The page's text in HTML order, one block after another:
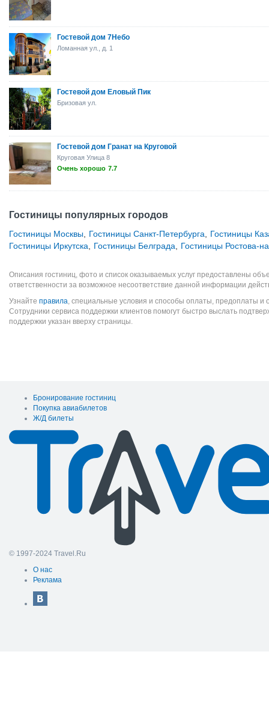
Гостевой дом 7Небо
Ломанная ул., д. 1
Гостевой дом Еловый Пик
Бризовая ул.
Гостевой дом Гранат на Круговой
Круговая Улица 8
Очень хорошо 7.7
Гостиницы популярных городов
Гостиницы Москвы Гостиницы Санкт-Петербурга
Гостиницы
Гостиницы Иркутска
Гостиницы Белграда Гостиницы Ростова-
Описания гостиниц, фото и список оказываемых услуг предоставлены
ответственности за возможное несоответствие данной информации
Узнайте правила, специальные условия и способы оплаты, предоплаты и
Сотрудники сервиса поддержки клиентов помогут быстро выслать
поддержки указан вверху страницы.
Бронирование гостиниц
Покупка авиабилетов
Ж/Д билеты
© 1997-2024 Travel.Ru
О нас
Реклама